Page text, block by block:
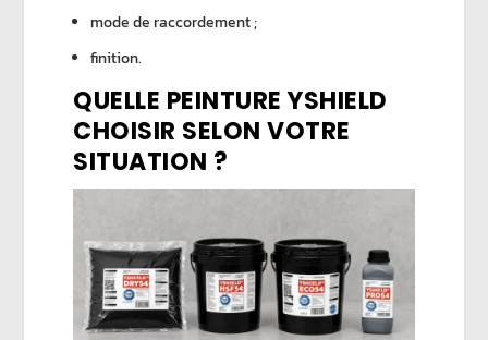
mode de raccordement ;
finition.
QUELLE PEINTURE YSHIELD
CHOISIR SELON VOTRE
SITUATION ?